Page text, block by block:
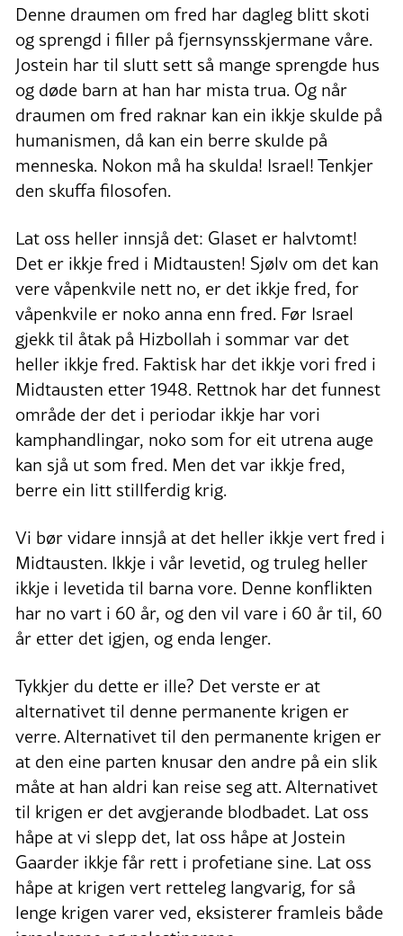
Denne draumen om fred har dagleg blitt skoti
og sprengd i filler på fjernsynsskjermane våre.
Jostein har til slutt sett så mange sprengde hus
og døde barn at han har mista trua. Og når
draumen om fred raknar kan ein ikkje skulde på
humanismen, då kan ein berre skulde på
menneska. Nokon må ha skulda! Israel! Tenkjer
den skuffa filosofen.
Lat oss heller innsjå det: Glaset er halvtomt!
Det er ikkje fred i Midtausten! Sjølv om det kan
vere våpenkvile nett no, er det ikkje fred, for
våpenkvile er noko anna enn fred. Før Israel
gjekk til åtak på Hizbollah i sommar var det
heller ikkje fred. Faktisk har det ikkje vori fred i
Midtausten etter 1948. Rettnok har det funnest
område der det i periodar ikkje har vori
kamphandlingar, noko som for eit utrena auge
kan sjå ut som fred. Men det var ikkje fred,
berre ein litt stillferdig krig.
Vi bør vidare innsjå at det heller ikkje vert fred i
Midtausten. Ikkje i vår levetid, og truleg heller
ikkje i levetida til barna vore. Denne konflikten
har no vart i 60 år, og den vil vare i 60 år til, 60
år etter det igjen, og enda lenger.
Tykkjer du dette er ille? Det verste er at
alternativet til denne permanente krigen er
verre. Alternativet til den permanente krigen er
at den eine parten knusar den andre på ein slik
måte at han aldri kan reise seg att. Alternativet
til krigen er det avgjerande blodbadet. Lat oss
håpe at vi slepp det, lat oss håpe at Jostein
Gaarder ikkje får rett i profetiane sine. Lat oss
håpe at krigen vert retteleg langvarig, for så
lenge krigen varer ved, eksisterer framleis både